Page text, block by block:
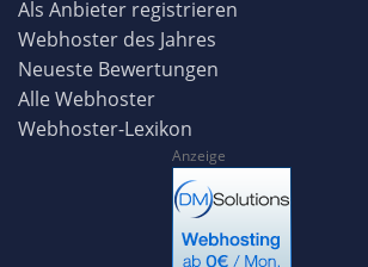
Als Anbieter registrieren
Webhoster des Jahres
Neueste Bewertungen
Alle Webhoster
Webhoster-Lexikon
Anzeige